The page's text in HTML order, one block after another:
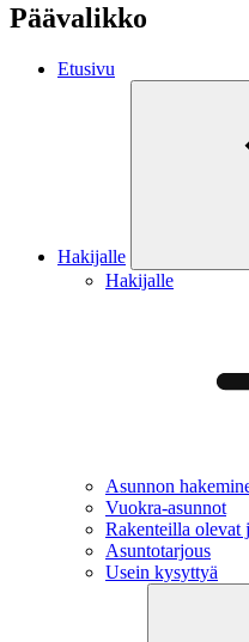
Päävalikko
Etusivu
Hakijalle
Hakijalle
Asunnon
Vuokra-asunnot
Rakenteilla olevat
Asuntotarjous
Usein kysyttyä